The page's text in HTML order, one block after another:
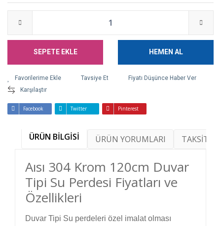
SEPETE EKLE HEMEN AL
Tavsiye Et
Fiyatı Düşünce Haber Ver
Karşılaştır
Facebook Twitter Pinterest
ÜRÜN BİLGİSİ ÜRÜN YORUMLARI TAKSİT
Aısı 304 Krom 120cm Duvar
Tipi Su Perdesi Fiyatları ve
Özellikleri
Duvar Tipi Su perdeleri özel imalat olması